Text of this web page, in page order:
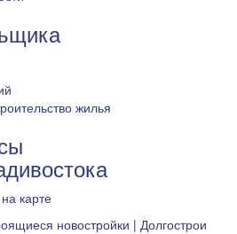
жилья
карте
новостройки | Долгострои